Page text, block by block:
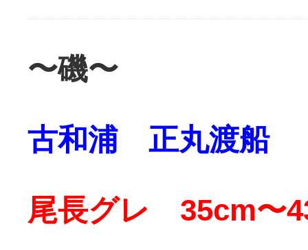
〜磯〜
古和浦 正丸渡船
尾長グレ 35cm〜